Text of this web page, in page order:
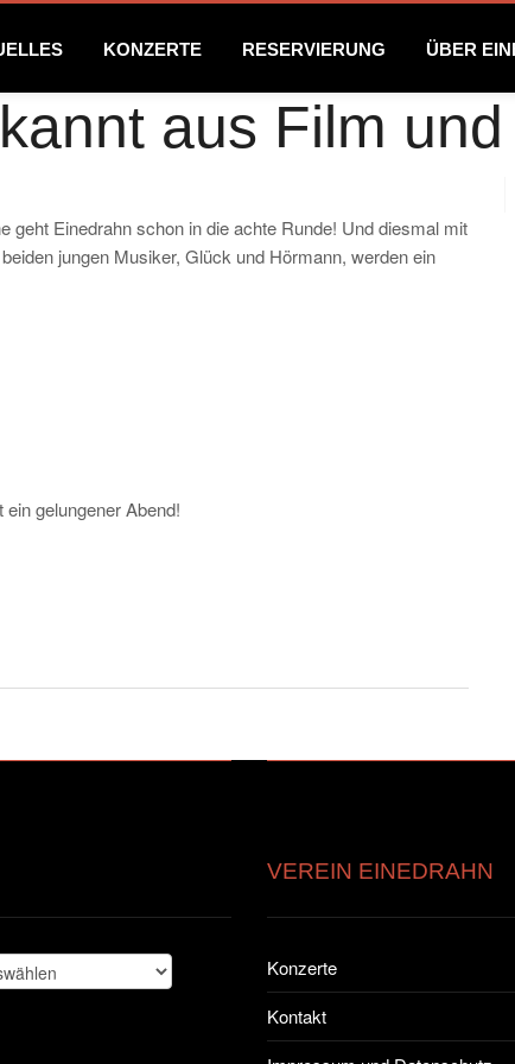
KONZERTE RESERVIERUNG ÜBER
aus Film
geht Einedrahn schon in die achte Runde! Und diesmal mit
jungen Musiker, Glück und Hörmann, werden ein
gelungener Abend!
VEREIN EINEDRAHN
Konzerte
Kontakt